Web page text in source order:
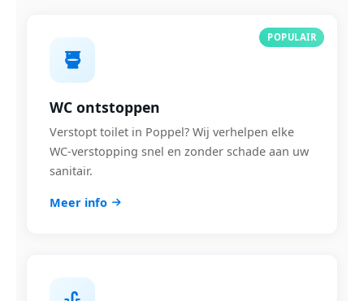
POPULAIR
WC ontstoppen
Verstopt toilet in Poppel? Wij verhelpen elke
WC-verstopping snel en zonder schade aan uw
sanitair.
Meer info